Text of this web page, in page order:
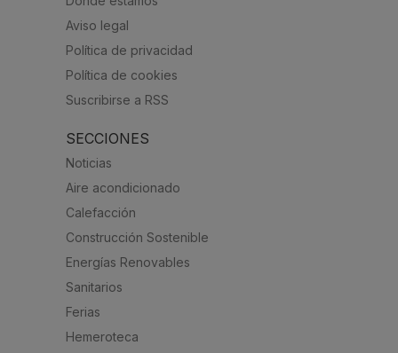
Aviso legal
Política de privacidad
Política de cookies
Suscribirse a RSS
SECCIONES
Noticias
Aire acondicionado
Calefacción
Construcción Sostenible
Energías Renovables
Sanitarios
Ferias
Hemeroteca